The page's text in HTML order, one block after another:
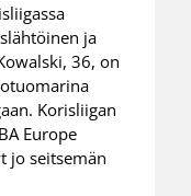
ja
36, on
Korisliigan
Europe
jo seitsemän